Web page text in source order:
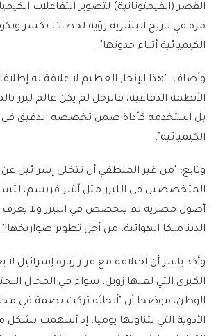
القصر (الفيمتوثانية) لتصوير التفاعلات
مرة في تاريخ البشرية رؤية لحظات تكسر
الكيميائية أثناء حدوثها".
وأضاف: "هذا الإنجاز العظيم لا علاقة له
الأنظمة الدفاعية، فالرجل لم يكن عالم ليزر
بل استخدمه كأداة ضمن تخصصه الدقيق في
الكيميائية".
وتابع: "من غير المنطقي أن تتخلى إسرائيل عن
المتخصصين في الليزر مثل آشر فريسم،
أصول مصرية لم يتخصص في الليزر ولا
الديناميكا الهوائية، من أجل تطوير صواريخها!".
وأكد ياسر أن اختلافه مع قرار زيارة إسرائيل لا
الكبرى التي لعبها زويل، سواء في المجال
الوطن، موضحا أن "أبحاثه تركت بصمة في
الأدوية التي نتناولها يوميا، إذ أسهمت